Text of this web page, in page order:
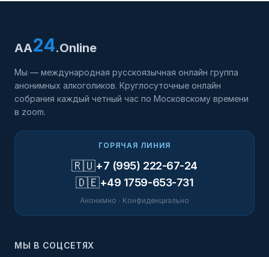
AA24.Online
Мы — международная русскоязычная онлайн группа
анонимных алкоголиков. Круглосуточные онлайн
собрания каждый четный час по Московскому времени
в zoom.
ГОРЯЧАЯ ЛИНИЯ
🇷🇺+7 (995) 222-67-24
🇩🇪+49 1759-653-731
Анонимно · Конфиденциально
МЫ В СОЦСЕТЯХ